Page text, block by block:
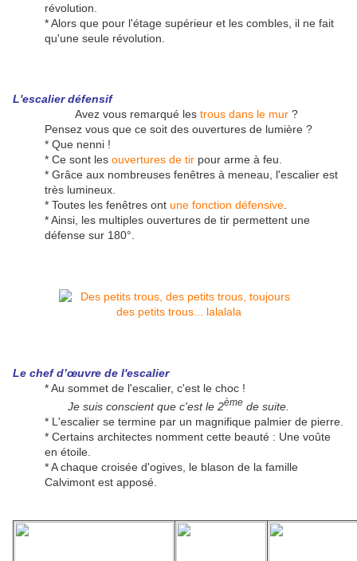
révolution.
* Alors que pour l'étage supérieur et les combles, il ne fait
qu'une seule révolution.
L'escalier défensif
Avez vous remarqué les trous dans le mur ?
Pensez vous que ce soit des ouvertures de lumière ?
* Que nenni !
* Ce sont les ouvertures de tir pour arme à feu.
* Grâce aux nombreuses fenêtres à meneau, l'escalier est
très lumineux.
* Toutes les fenêtres ont une fonction défensive
* Ainsi, les multiples ouvertures de tir permettent une
défense sur 180°.
Le chef d’œuvre de l'escalier
* Au sommet de l'escalier, c'est le choc !
Je suis conscient que c'est le 2ème de suite.
* L'escalier se termine par un magnifique palmier de pierre.
* Certains architectes nomment cette beauté : Une voûte
en étoile.
* A chaque croisée d'ogives, le blason de la famille
Calvimont est apposé.